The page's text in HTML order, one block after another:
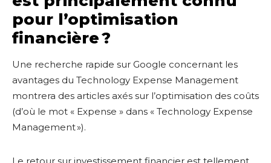
pour l’optimisation
financière ?
Une recherche rapide sur Google concernant les
avantages du Technology Expense Management
montrera des articles axés sur l’optimisation des coûts
(d’où le mot « Expense » dans « Technology Expense
Management »).